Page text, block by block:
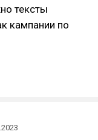
тексты
кампании по